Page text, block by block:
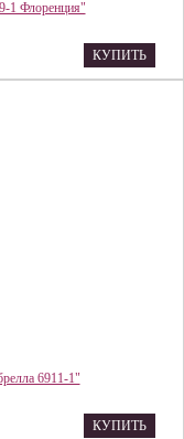
1 Флоренция"
КУПИТЬ
6911-1"
КУПИТЬ